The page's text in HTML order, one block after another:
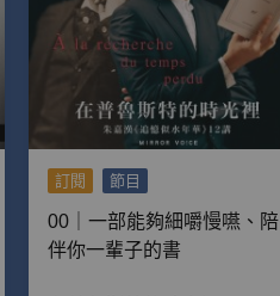
訂閱 節目
00｜一部能夠細嚼慢嚥、陪
伴你一輩子的書